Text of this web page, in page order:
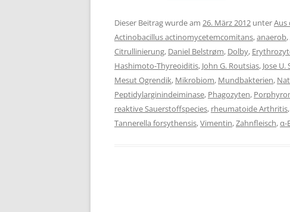
Dieser Beitrag wurde am 26. März 2012 unterAus
Actinobacillus actinomycetemcomitans,anaerob,
Citrullinierung, Daniel Belstrøm, Dolby,
Hashimoto-Thyreoiditis, John G. Routsias, Jose U.
Mesut Ogrendik, Mikrobiom, Mundbakterien,
Peptidylarginindeiminase, Phagozyten,
reaktive Sauerstoffspecies, rheumatoide Arthritis,
Tannerella forsythensis,Vimentin,Zahnfleisch,α-